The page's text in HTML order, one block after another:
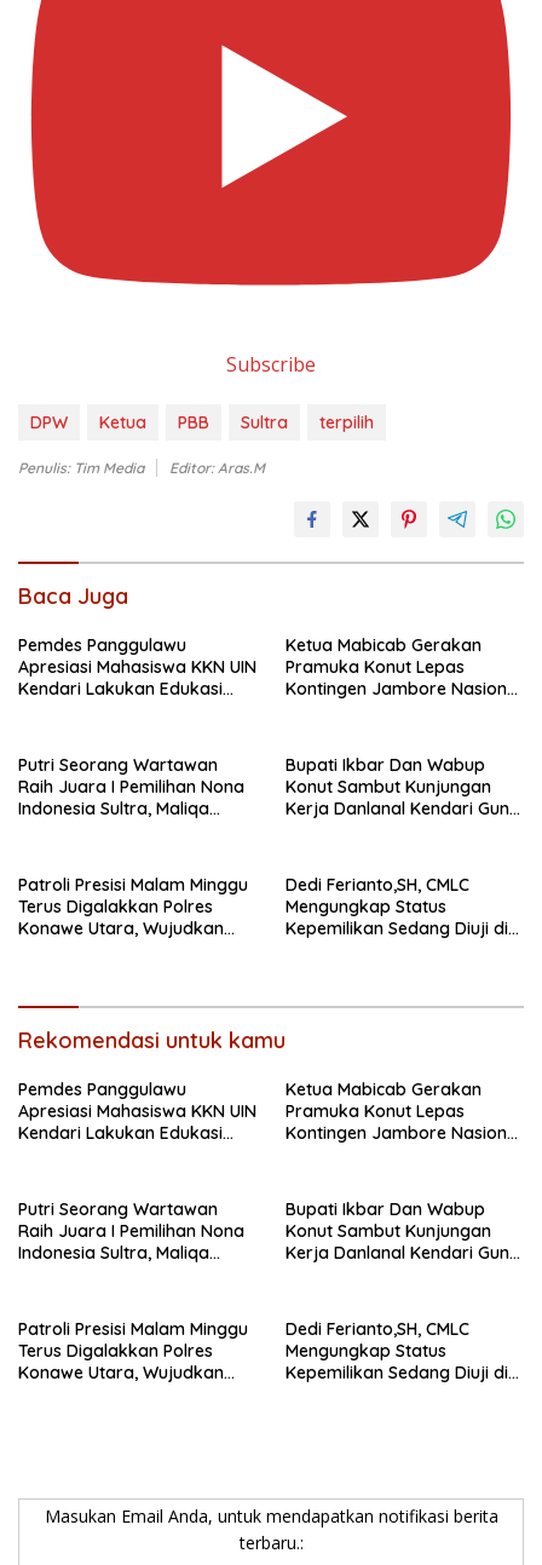
Subscribe
DPW Ketua PBB Sultra terpilih
Penulis: Tim Media Editor: Aras.M
Baca Juga
Pemdes Panggulawu
Apresiasi Mahasiswa KKN UIN
Kendari Lakukan Edukasi
Ketua Mabicab Gerakan
Pramuka Konut Lepas
Kontingen Jambore Nasional
Putri Seorang Wartawan
‎Raih Juara I Pemilihan Nona
Indonesia Sultra, Maliqa
Pada Pemilihan NONA
Indonesia
Bupati Ikbar Dan Wabup
Konut Sambut Kunjungan
Kerja Danlanal Kendari Guna
Patroli Presisi Malam Minggu
Terus Digalakkan Polres
Konawe Utara, Wujudkan
Dedi Ferianto,SH, CMLC
Mengungkap Status
Kepemilikan Sedang Diuji di
Rekomendasi untuk kamu
Pemdes Panggulawu
Apresiasi Mahasiswa KKN UIN
Kendari Lakukan Edukasi
Ketua Mabicab Gerakan
Pramuka Konut Lepas
Kontingen Jambore Nasional
Putri Seorang Wartawan
‎Raih Juara I Pemilihan Nona
Indonesia Sultra, Maliqa
Pada Pemilihan NONA
Indonesia
Bupati Ikbar Dan Wabup
Konut Sambut Kunjungan
Kerja Danlanal Kendari Guna
Patroli Presisi Malam Minggu
Terus Digalakkan Polres
Konawe Utara, Wujudkan
Dedi Ferianto,SH, CMLC
Mengungkap Status
Kepemilikan Sedang Diuji di
Masukan Email Anda, untuk mendapatkan notifikasi berita
terbaru.: